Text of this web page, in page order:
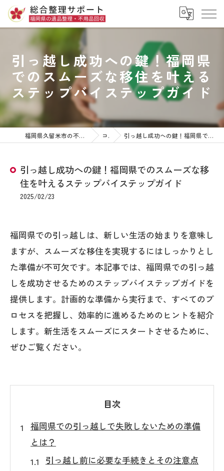
引っ越し成功への鍵！福岡県
でのスムーズな移住を叶える
ステップバイステップガイド
福岡県久留米市の不用品回収なら株式会社総合整理サポート コラム 引っ越し成功への鍵！福岡県でのスムーズな移住を叶えるステップバイステップガイド
引っ越し成功への鍵！福岡県でのスムーズな移
住を叶えるステップバイステップガイド
2025/02/23
福岡県での引っ越しは、新しい生活の始まりを意味し
ますが、スムーズな移住を実現するにはしっかりとし
た準備が不可欠です。本記事では、福岡県での引っ越
しを成功させるためのステップバイステップガイドを
提供します。計画的な準備から実行まで、すべてのプ
ロセスを把握し、効率的に進めるためのヒントを紹介
します。新生活をスムーズにスタートさせるために、
ぜひご覧ください。
目次
福岡県での引っ越しで失敗しないための準備
とは？
引っ越し前に必要な手続きとその注意点